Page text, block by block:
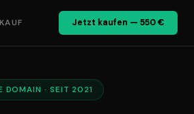
Jetzt kaufen — 550 €
DOMAIN · SEIT 2021